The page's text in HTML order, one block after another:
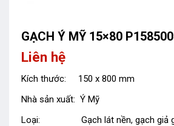
GẠCH Ý MỸ 15×80
Liên hệ
Kích thước: 150 x 800 mm
Nhà sản xuất: Ý Mỹ
Loại: Gạch lát nền, gạch giả